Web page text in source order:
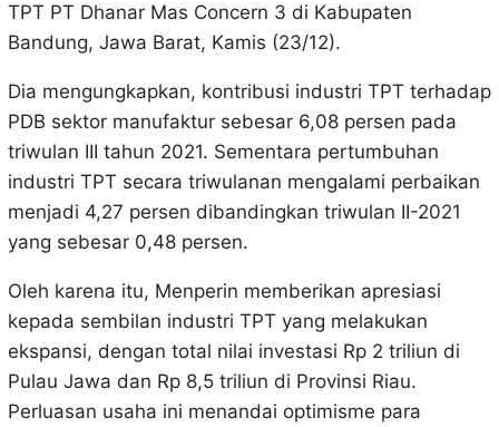
TPT PT Dhanar Mas Concern 3 di Kabupaten
Bandung, Jawa Barat, Kamis (23/12).
Dia mengungkapkan, kontribusi industri TPT terhadap
PDB sektor manufaktur sebesar 6,08 persen pada
triwulan III tahun 2021. Sementara pertumbuhan
industri TPT secara triwulanan mengalami perbaikan
menjadi 4,27 persen dibandingkan triwulan II-2021
yang sebesar 0,48 persen.
Oleh karena itu, Menperin memberikan apresiasi
kepada sembilan industri TPT yang melakukan
ekspansi, dengan total nilai investasi Rp 2 triliun di
Pulau Jawa dan Rp 8,5 triliun di Provinsi Riau.
Perluasan usaha ini menandai optimisme para